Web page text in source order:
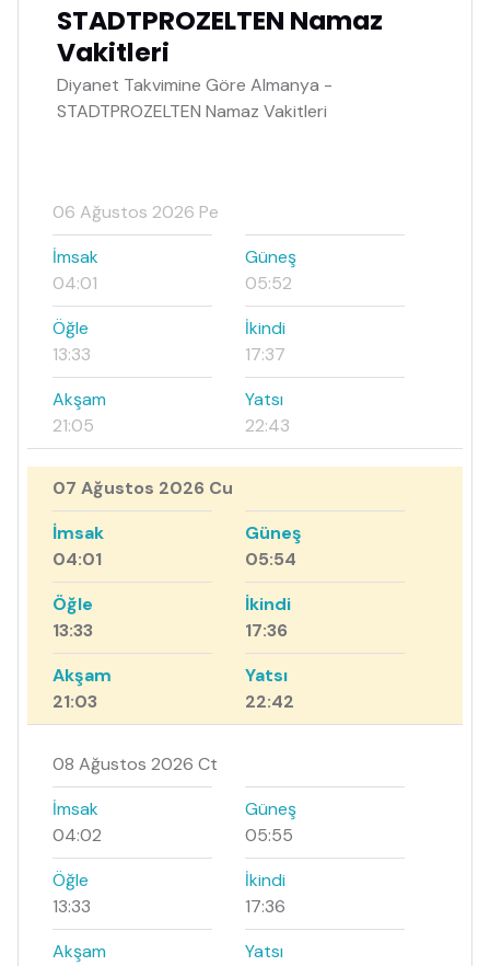
STADTPROZELTEN Namaz
Vakitleri
Diyanet Takvimine Göre Almanya -
STADTPROZELTEN Namaz Vakitleri
06 Ağustos 2026 Pe
İmsak
04:01
Güneş
05:52
Öğle
13:33
İkindi
17:37
Akşam
21:05
Yatsı
22:43
07 Ağustos 2026 Cu
İmsak
04:01
Güneş
05:54
Öğle
13:33
İkindi
17:36
Akşam
21:03
Yatsı
22:42
08 Ağustos 2026 Ct
İmsak
04:02
Güneş
05:55
Öğle
13:33
İkindi
17:36
Akşam
Yatsı